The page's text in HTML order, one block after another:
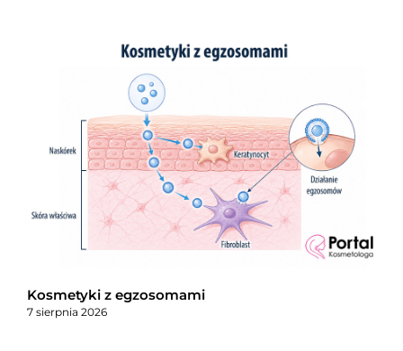
Kosmetyki z egzosomami
7 sierpnia 2026